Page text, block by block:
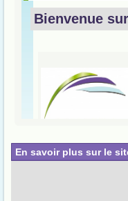
En savoir plus sur le